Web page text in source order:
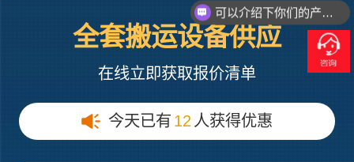
全套搬运设备供应
在线立即获取报价清单
今天已有 12 人获得优惠
你们是怎么报价的呢？